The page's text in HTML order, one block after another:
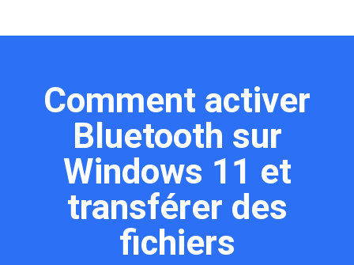
Comment activer
Bluetooth sur
Windows 11 et
transférer des
fichiers